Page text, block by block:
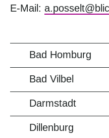
E-Mail:
Bad Homburg
Bad Vilbel
Darmstadt
Dillenburg